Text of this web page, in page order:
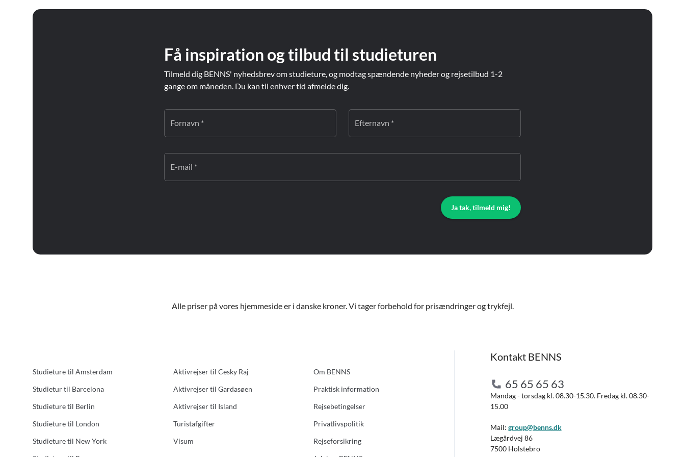
Få inspiration og tilbud til studieturen
Tilmeld dig BENNS' nyhedsbrev om studieture, og modtag spændende nyheder og rejsetilbud 1-2
gange om måneden. Du kan til enhver tid afmelde dig.
Fornavn * Efternavn *
E-mail *
Ja tak, tilmeld mig!
Alle priser på vores hjemmeside er i danske kroner. Vi tager forbehold for prisændringer og trykfejl.
Studieture til Amsterdam
Studietur til Barcelona
Studieture til Berlin
Studieture til London
Studieture til New York
Aktivrejser til Cesky Raj
Aktivrejser til Gardasøen
Aktivrejser til Island
Turistafgifter
Visum
Om BENNS
Praktisk information
Rejsebetingelser
Privatlivspolitik
Rejseforsikring
Kontakt BENNS
65 65 65 63
Mandag - torsdag kl. 08.30-15.30. Fredag kl. 08.30-
15.00
Mail: group@benns.dk
Lægårdvej 86
7500 Holstebro